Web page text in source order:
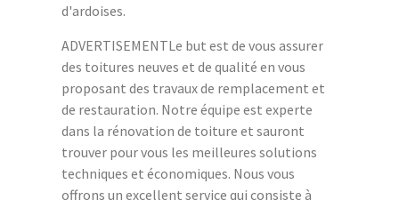
d'ardoises.
ADVERTISEMENTLe but est de vous assurer
des toitures neuves et de qualité en vous
proposant des travaux de remplacement et
de restauration. Notre équipe est experte
dans la rénovation de toiture et sauront
trouver pour vous les meilleures solutions
techniques et économiques. Nous vous
offrons un excellent service qui consiste à